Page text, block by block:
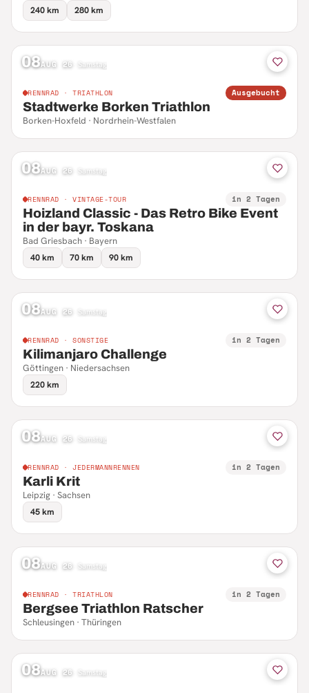
240 km
280 km
08AUG 26 Samstag
RENNRAD · TRIATHLON Ausgebucht
Stadtwerke Borken Triathlon
Borken-Hoxfeld · Nordrhein-Westfalen
08AUG 26 Samstag
RENNRAD · VINTAGE-TOUR in 2 Tagen
Hoizland Classic - Das Retro Bike Event
in der bayr. Toskana
Bad Griesbach · Bayern
40 km
70 km 90 km
08AUG 26 Samstag
RENNRAD · SONSTIGE in 2 Tagen
Kilimanjaro Challenge
Göttingen · Niedersachsen
220 km
08AUG 26 Samstag
RENNRAD · JEDERMANNRENNEN in 2 Tagen
Karli Krit
Leipzig · Sachsen
45 km
08AUG 26 Samstag
RENNRAD · TRIATHLON in 2 Tagen
Bergsee Triathlon Ratscher
Schleusingen · Thüringen
08AUG 26 Samstag